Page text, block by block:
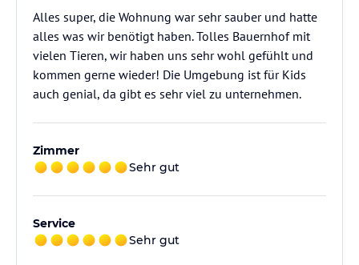
Alles super, die Wohnung war sehr sauber und hatte
alles was wir benötigt haben. Tolles Bauernhof mit
vielen Tieren, wir haben uns sehr wohl gefühlt und
kommen gerne wieder! Die Umgebung ist für Kids
auch genial, da gibt es sehr viel zu unternehmen.
Zimmer
Sehr gut
Service
Sehr gut